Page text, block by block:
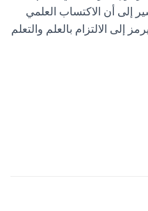
إلى أن الاكتساب العلمي
إلى الالتزام بالعلم والتعلم